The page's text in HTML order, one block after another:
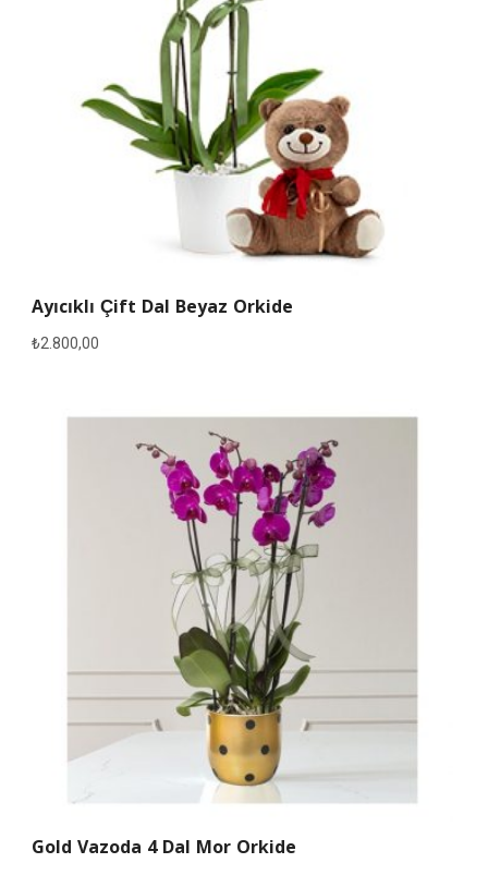
Ayıcıklı Çift Dal Beyaz Orkide
₺2.800,00
Gold Vazoda 4 Dal Mor Orkide